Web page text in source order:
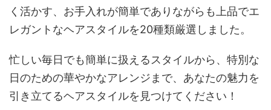
く活かす、お手入れが簡単でありながらも上品でエ
レガントなヘアスタイルを20種類厳選しました。
忙しい毎日でも簡単に扱えるスタイルから、特別な
日のための華やかなアレンジまで、あなたの魅力を
引き立てるヘアスタイルを見つけてください！